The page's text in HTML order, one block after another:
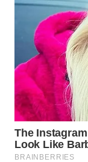
LABUANBAJO
WN
BORNEO
Wahana
Media
Group
WAHANA
NEWS